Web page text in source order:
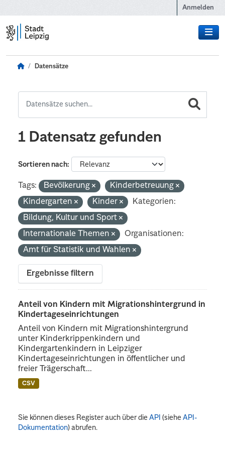
Anmelden
Datensätze
1 Datensatz gefunden
Sortieren nach
Tags: Bevölkerung
Kinderbetreuung
Kindergarten
Kinder
Kategorien:
Bildung, Kultur und Sport
Internationale Themen
Organisationen:
Amt für Statistik und Wahlen
Ergebnisse filtern
Anteil von Kindern mit Migrationshintergrund in
Kindertageseinrichtungen
Anteil von Kindern mit Migrationshintergrund
unter Kinderkrippenkindern und
Kindergartenkindern in Leipziger
Kindertageseinrichtungen in öffentlicher und
freier Trägerschaft...
CSV
Sie können dieses Register auch über dieAPI (sieheAPI-
Dokumentation) abrufen.